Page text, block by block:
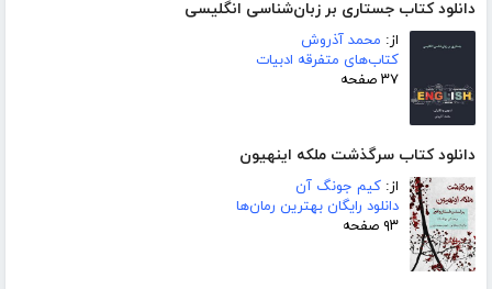
دانلود کتاب جستاری بر زبان‌شناسی انگلیسی
از: محمد آذروش
کتاب‌های متفرقه ادبیات
۳۷ صفحه
دانلود کتاب سرگذشت ملکه اینهیون
از: کیم جونگ آن
دانلود رایگان بهترین رمان‌ها
۹۳ صفحه